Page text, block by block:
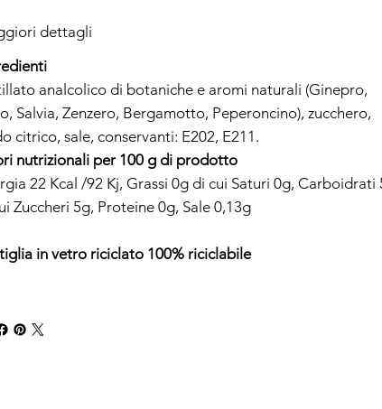
dettagli
analcolico di botaniche e aromi naturali (Ginepro,
Salvia, Zenzero, Bergamotto, Peperoncino), zucchero,
citrico, sale, conservanti: E202, E211.
nutrizionali per 100 g di prodotto
22 Kcal /92 Kj, Grassi 0g di cui Saturi 0g, Carboidrati
Zuccheri 5g, Proteine 0g, Sale 0,13g
in vetro riciclato 100% riciclabile